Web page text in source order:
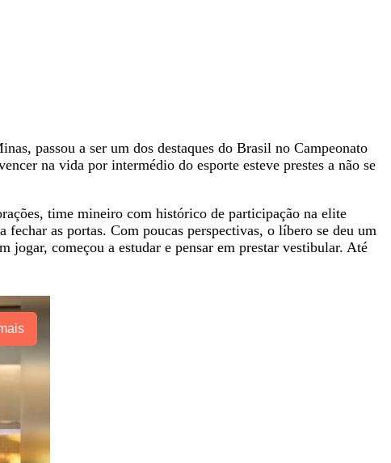
passou a ser um dos destaques do Brasil no Campeonato
na vida por intermédio do esporte esteve prestes a não se
time mineiro com histórico de participação na elite
fechar as portas. Com poucas perspectivas, o líbero se deu um
jogar, começou a estudar e pensar em prestar vestibular. Até